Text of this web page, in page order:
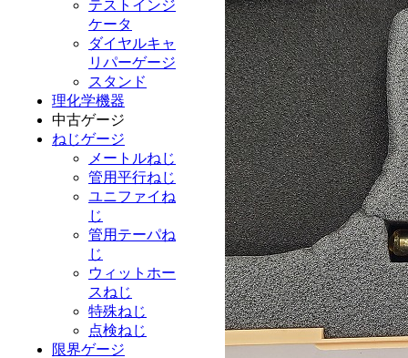
テストインジ
ケータ
ダイヤルキャ
リパーゲージ
スタンド
理化学機器
中古ゲージ
ねじゲージ
メートルねじ
管用平行ねじ
ユニファイね
じ
管用テーパね
じ
ウィットホー
スねじ
特殊ねじ
点検ねじ
限界ゲージ